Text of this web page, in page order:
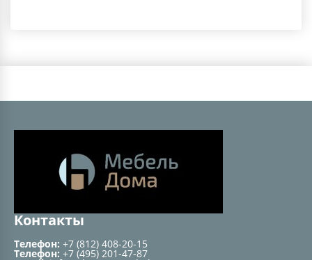
Контакты
Телефон: +7 (812) 408-20-15
Телефон: +7 (495) 201-47-87